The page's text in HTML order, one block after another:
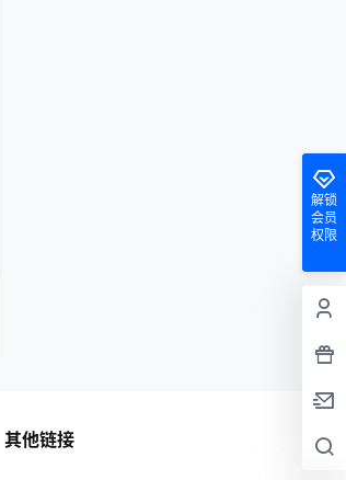
解锁
会员
权限
其他链接